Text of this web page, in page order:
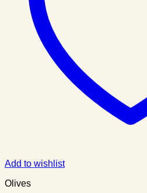
Add to wishlist
Olives